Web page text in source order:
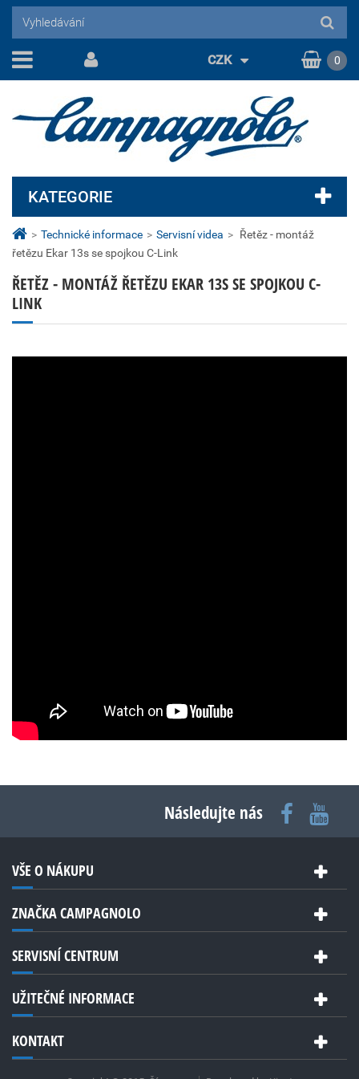
> Technické informace > Servisní videa > Řetěz - montáž
řetězu Ekar 13s se spojkou C-Link
ŘETĚZ - MONTÁŽ ŘETĚZU EKAR 13S SE SPOJKOU C-
LINK
KATEGORIE
CZK 0
Následujte nás
VŠE O NÁKUPU
ZNAČKA CAMPAGNOLO
SERVISNÍ CENTRUM
UŽITEČNÉ INFORMACE
KONTAKT